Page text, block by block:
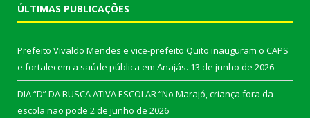
ÚLTIMAS PUBLICAÇÕES
Prefeito Vivaldo Mendes e vice-prefeito Quito inauguram o CAPS
e fortalecem a saúde pública em Anajás. 13 de junho de 2026
DIA “D” DA BUSCA ATIVA ESCOLAR “No Marajó, criança fora da
escola não pode 2 de junho de 2026